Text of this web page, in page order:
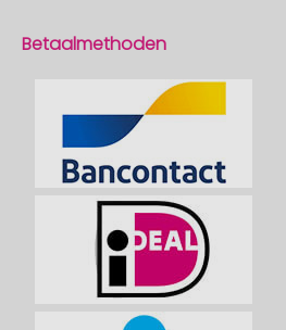
Betaalmethoden